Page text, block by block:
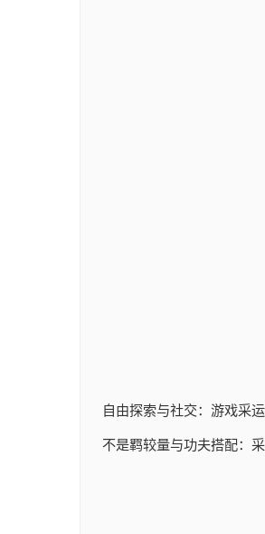
自由探索与社交：游戏采
不是羁较量与功夫搭配：